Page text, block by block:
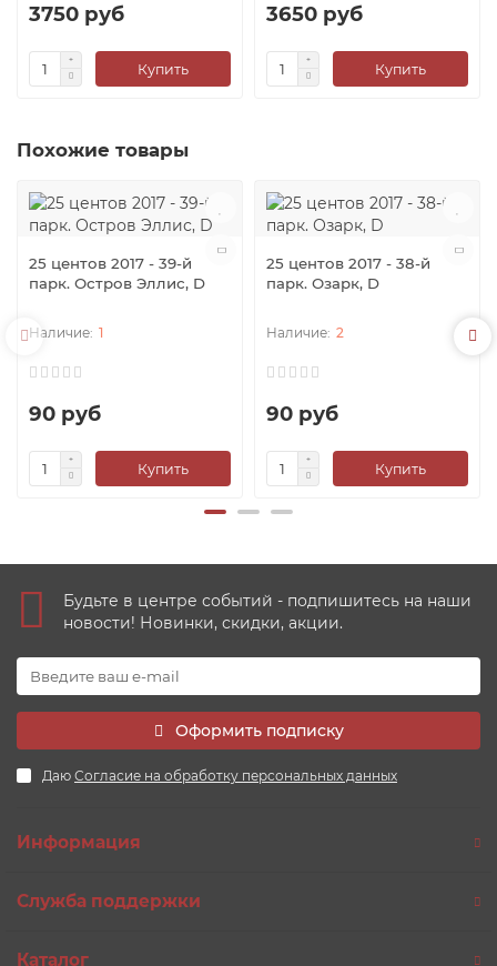
3750 руб
Купить
3650 руб
Купить
Похожие товары
25 центов 2017 - 39-й
парк. Остров Эллис, D
1
90 руб
Купить
25 центов 2017 - 38-й
парк. Озарк, D
2
90 руб
Купить
Будьте в центре событий - подпишитесь на наши
новости! Новинки, скидки, акции.
Оформить подписку
Даю Согласие на обработку персональных данных
Информация
Служба поддержки
Каталог